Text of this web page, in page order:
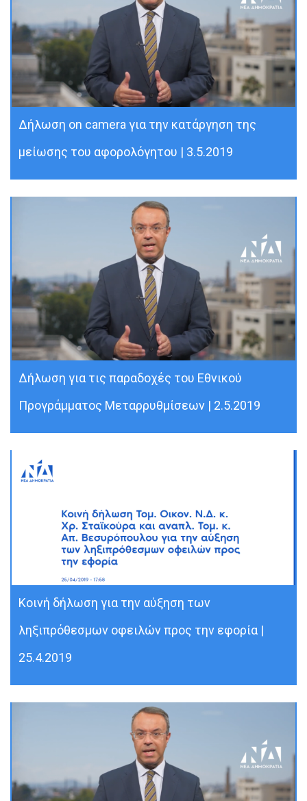
Δήλωση on camera για την κατάργηση της
μείωσης του αφορολόγητου | 3.5.2019
Δήλωση για τις παραδοχές του Εθνικού
Προγράμματος Μεταρρυθμίσεων | 2.5.2019
Κοινή δήλωση για την αύξηση των
ληξιπρόθεσμων οφειλών προς την εφορία |
25.4.2019